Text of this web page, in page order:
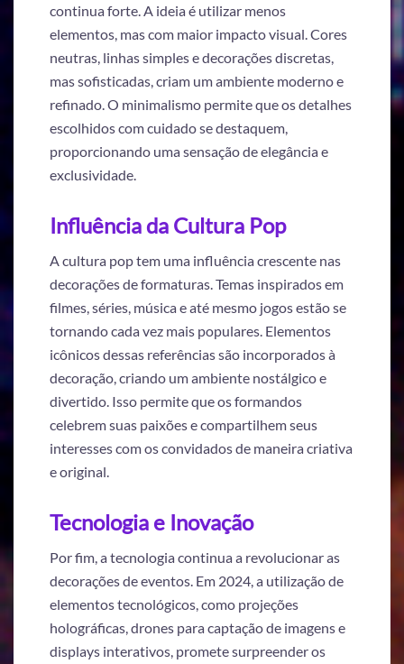
continua forte. A ideia é utilizar menos
elementos, mas com maior impacto visual. Cores
neutras, linhas simples e decorações discretas,
mas sofisticadas, criam um ambiente moderno e
refinado. O minimalismo permite que os detalhes
escolhidos com cuidado se destaquem,
proporcionando uma sensação de elegância e
exclusividade.
Influência da Cultura Pop
A cultura pop tem uma influência crescente nas
decorações de formaturas. Temas inspirados em
filmes, séries, música e até mesmo jogos estão se
tornando cada vez mais populares. Elementos
icônicos dessas referências são incorporados à
decoração, criando um ambiente nostálgico e
divertido. Isso permite que os formandos
celebrem suas paixões e compartilhem seus
interesses com os convidados de maneira criativa
e original.
Tecnologia e Inovação
Por fim, a tecnologia continua a revolucionar as
decorações de eventos. Em 2024, a utilização de
elementos tecnológicos, como projeções
holográficas, drones para captação de imagens e
displays interativos, promete surpreender os